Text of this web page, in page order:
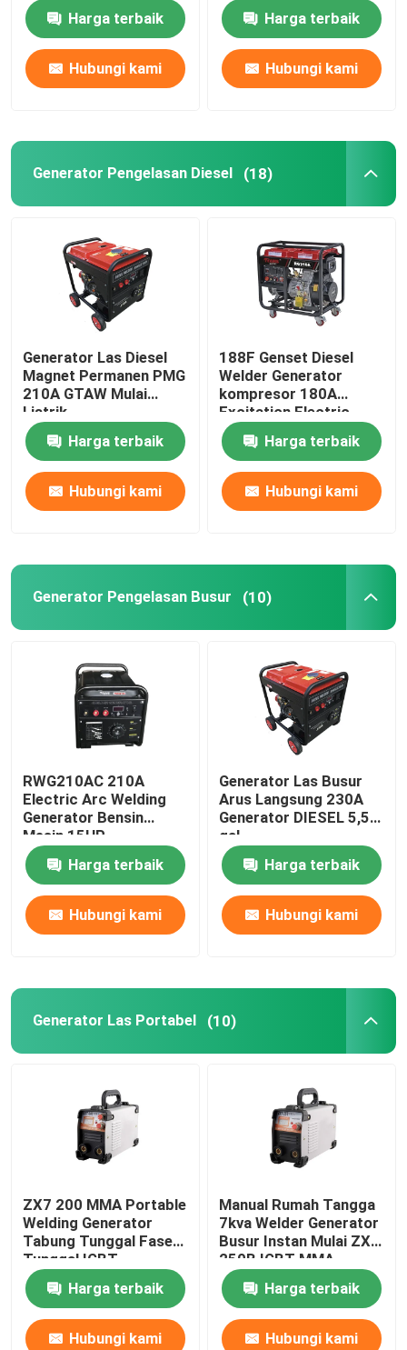
Tur Pabrik
Hubungi kami
kasus
Generator Pengelasan Diesel
Generator Pengelasan Busur
Generator Las Portabel
Tongkat Pengelasan Generator
Tukang Las yang Digerakkan Mesin
Generator Listrik Portabel
Generator Inverter Digital
Pembangkit Listrik Senyap
Generator Watt Tinggi
Pembangkit Listrik Cadangan Portabel
Anakan Daya Mini
Pompa Pemadam Kebakaran
Troli Keranjang Lipat
Harga terbaik
Hubungi kami
Harga terbaik
Hubungi kami
Generator Pengelasan Diesel (18)
Generator Las Diesel
Magnet Permanen PMG
210A GTAW Mulai
Listrik
Harga terbaik
Hubungi kami
188F Genset Diesel
Welder Generator
kompresor 180A
Excitation Electric
Start
Harga terbaik
Hubungi kami
Generator Pengelasan Busur (10)
RWG210AC 210A
Electric Arc Welding
Generator Bensin
Mesin 15HP
Harga terbaik
Hubungi kami
Generator Las Busur
Arus Langsung 230A
Generator DIESEL 5,5
gal
Harga terbaik
Hubungi kami
Generator Las Portabel (10)
ZX7 200 MMA Portable
Welding Generator
Tabung Tunggal Fase
Tunggal IGBT
Harga terbaik
Hubungi kami
Manual Rumah Tangga
7kva Welder Generator
Busur Instan Mulai ZX7
250B IGBT MMA
Harga terbaik
Hubungi kami